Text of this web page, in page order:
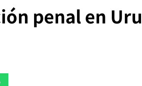
penal en